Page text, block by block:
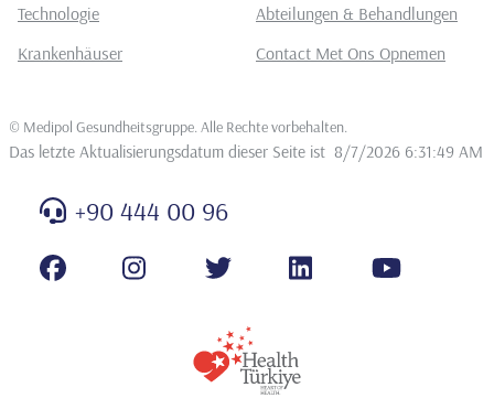
Technologie
Abteilungen & Behandlungen
Krankenhäuser
Contact Met Ons Opnemen
© Medipol Gesundheitsgruppe. Alle Rechte vorbehalten
Das letzte Aktualisierungsdatum dieser Seite ist 8/7/2026 6:31:49 AM
+90 444 00 96